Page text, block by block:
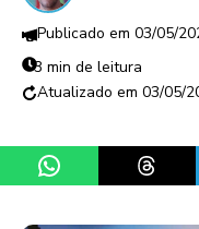
03/05/
3 min de leitura
03/05/
Share on WhatsApp
Share